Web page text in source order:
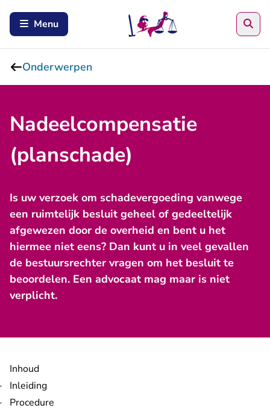
Menu
Onderwerpen
Nadeelcompensatie
(planschade)
Is uw verzoek om schadevergoeding vanwege
een ruimtelijk besluit geheel of gedeeltelijk
afgewezen door de overheid en bent u het
hiermee niet eens? Dan kunt u in veel gevallen
de bestuursrechter vragen om het besluit te
beoordelen. Een advocaat mag maar is niet
verplicht.
Inhoud
Inleiding
Procedure